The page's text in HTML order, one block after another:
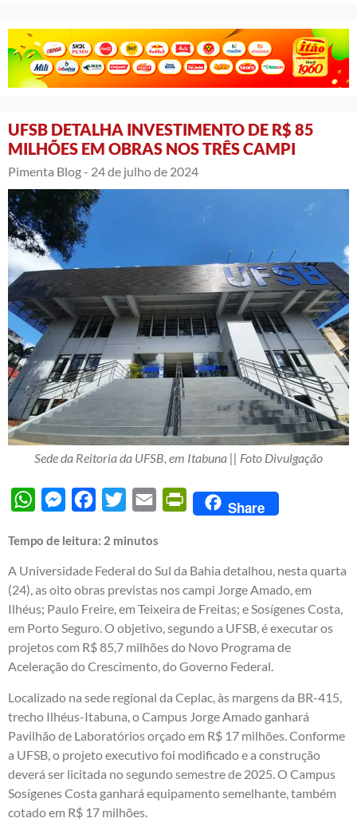
UFSB DETALHA INVESTIMENTO DE R$ 85
MILHÕES EM OBRAS NOS TRÊS CAMPI
Pimenta Blog - 24 de julho de 2024
Sede da Reitoria da UFSB, em Itabuna || Foto Divulgação
WhatsAppMessengerFacebook
Twitter Email PrintFriendly
Share
Tempo de leitura: 2 minutos
A Universidade Federal do Sul da Bahia detalhou, nesta quarta
(24), as oito obras previstas nos campi Jorge Amado, em
Ilhéus; Paulo Freire, em Teixeira de Freitas; e Sosígenes Costa,
em Porto Seguro. O objetivo, segundo a UFSB, é executar os
projetos com R$ 85,7 milhões do Novo Programa de
Aceleração do Crescimento, do Governo Federal.
Localizado na sede regional da Ceplac, às margens da BR-415,
trecho Ilhéus-Itabuna, o Campus Jorge Amado ganhará
Pavilhão de Laboratórios orçado em R$ 17 milhões. Conforme
a UFSB, o projeto executivo foi modificado e a construção
deverá ser licitada no segundo semestre de 2025. O Campus
Sosígenes Costa ganhará equipamento semelhante, também
cotado em R$ 17 milhões.